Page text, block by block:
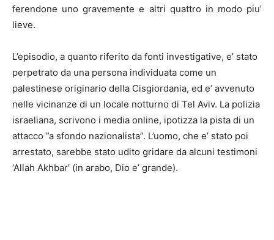
ferendone uno gravemente e altri quattro in modo piu’
lieve.
L’episodio, a quanto riferito da fonti investigative, e’ stato
perpetrato da una persona individuata come un
palestinese originario della Cisgiordania, ed e’ avvenuto
nelle vicinanze di un locale notturno di Tel Aviv. La polizia
israeliana, scrivono i media online, ipotizza la pista di un
attacco ”a sfondo nazionalista”. L’uomo, che e’ stato poi
arrestato, sarebbe stato udito gridare da alcuni testimoni
‘Allah Akhbar’ (in arabo, Dio e’ grande).